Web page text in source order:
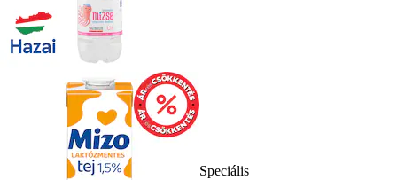
Speciális